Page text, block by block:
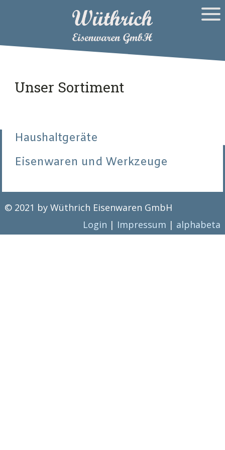
Unser Sortiment
Haushaltgeräte
Eisenwaren und Werkzeuge
© 2021 by Wüthrich Eisenwaren GmbH
Login | Impressum | alphabeta